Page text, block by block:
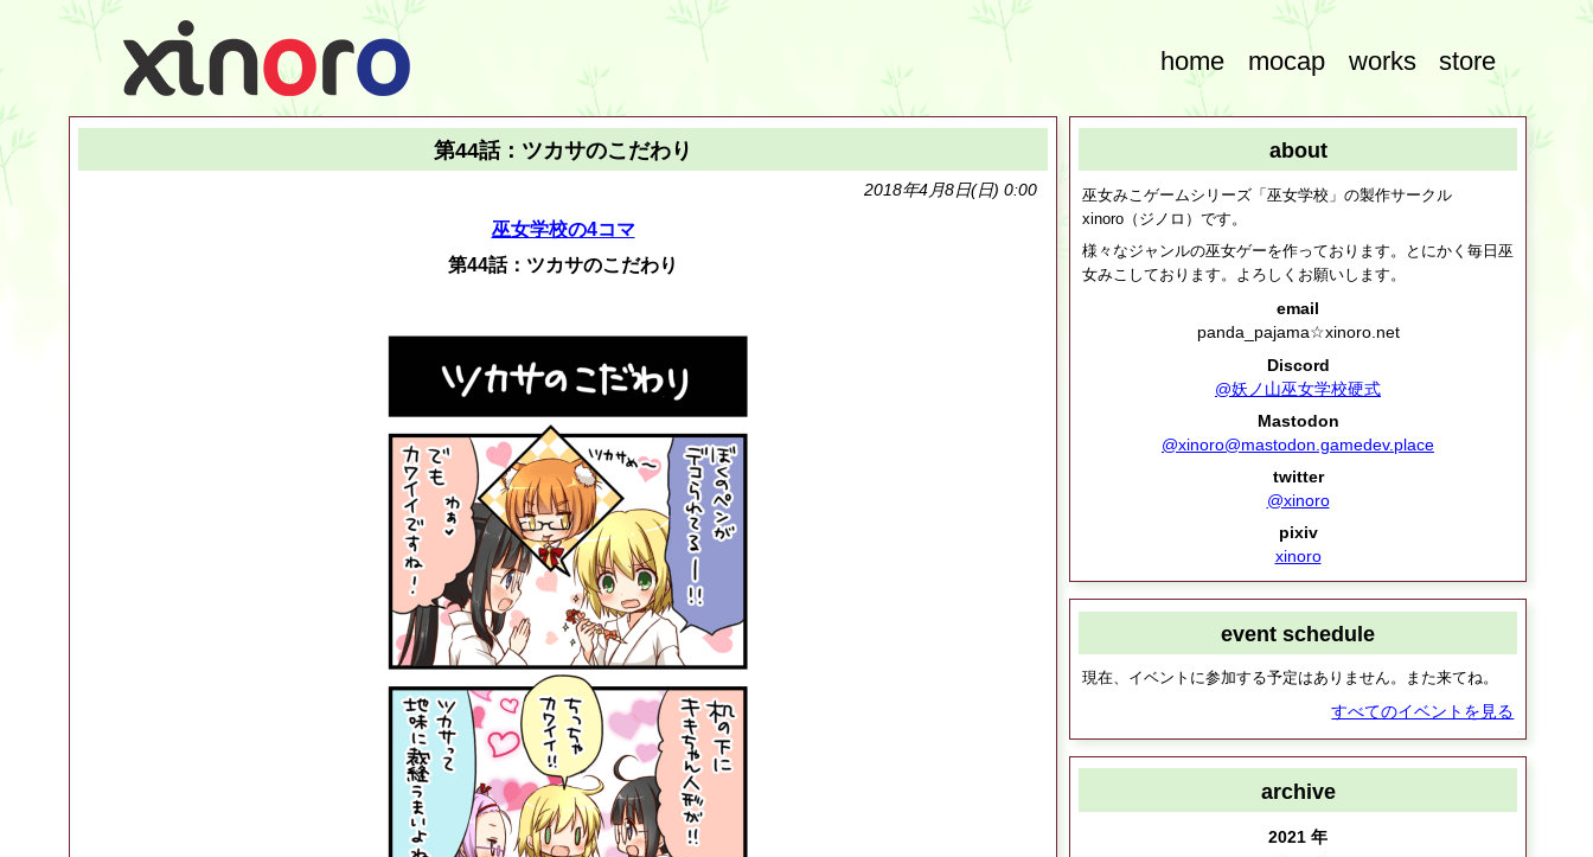
home mocap works store
第44話：ツカサのこだわり
2018年4月8日(日) 0:00
巫女学校の4コマ
第44話：ツカサのこだわり
about
巫女みこゲームシリーズ「巫女学校」の製作サークル
xinoro（ジノロ）です。
様々なジャンルの巫女ゲーを作っております。とにかく毎日巫
女みこしております。よろしくお願いします。
email
panda_pajama☆xinoro.net
Discord
@妖ノ山巫女学校硬式
Mastodon
@xinoro@mastodon.gamedev.place
twitter
@xinoro
pixiv
xinoro
event schedule
現在、イベントに参加する予定はありません。また来てね。
すべてのイベントを見る
archive
2021 年